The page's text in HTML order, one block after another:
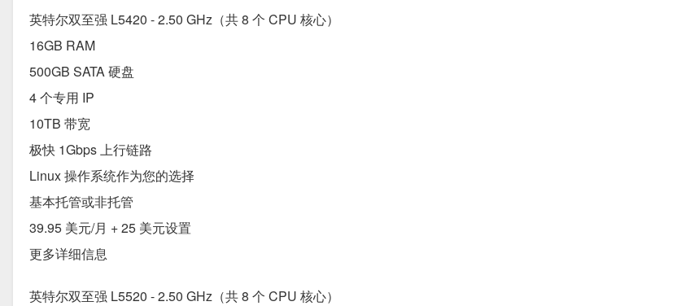
英特尔双至强 L5420 - 2.50 GHz（共 8 个 CPU 核心）
16GB RAM
500GB SATA 硬盘
4 个专用 IP
10TB 带宽
极快 1Gbps 上行链路
Linux 操作系统作为您的选择
基本托管或非托管
39.95 美元/月 + 25 美元设置
更多详细信息
英特尔双至强 L5520 - 2.50 GHz（共 8 个 CPU 核心）